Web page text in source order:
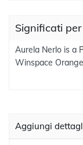
Significati
Aurela Nerlo is a
Winspace
Aggiungi